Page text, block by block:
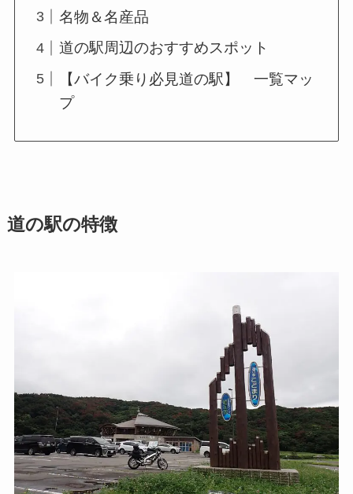
名物＆名産品
道の駅周辺のおすすめスポット
【バイク乗り必見道の駅】 一覧マッ
プ
道の駅の特徴